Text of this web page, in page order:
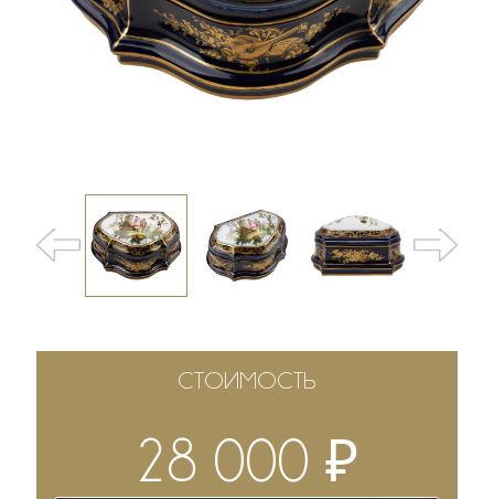
СТОИМОСТЬ
28 000₽